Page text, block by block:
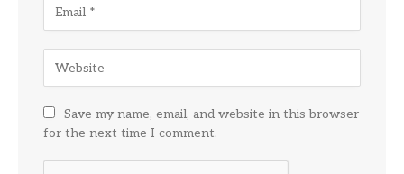
Save my name, email, and website in this browser
for the next time I comment.